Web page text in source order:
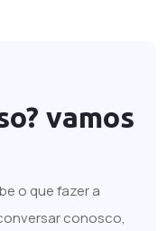
vamos
o que fazer a
conosco,